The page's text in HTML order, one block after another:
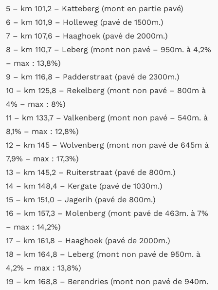
5 – km 101,2 – Katteberg (mont en partie pavé)
6 – km 101,9 – Holleweg (pavé de 1500m.)
7 – km 107,6 – Haaghoek (pavé de 2000m.)
8 – km 110,7 – Leberg (mont non pavé – 950m. à 4,2%
– max : 13,8%)
9 – km 116,8 – Padderstraat (pavé de 2300m.)
10 – km 125,8 – Rekelberg (mont non pavé – 800m à
4% – max : 8%)
11 – km 133,7 – Valkenberg (mont non pavé – 540m. à
8,1% – max : 12,8%)
12 – km 145 – Wolvenberg (mont non pavé de 645m à
7,9% – max : 17,3%)
13 – km 145,2 – Ruiterstraat (pavé de 800m.)
14 – km 148,4 – Kergate (pavé de 1030m.)
15 – km 151,0 – Jagerih (pavé de 800m.)
16 – km 157,3 – Molenberg (mont pavé de 463m. à 7%
– max : 14,2%)
17 – km 161,8 – Haaghoek (pavé de 2000m.)
18 – km 164,8 – Leberg (mont non pavé de 950m. à
4,2% – max : 13,8%)
19 – km 168,8 – Berendries (mont non pavé de 940m.